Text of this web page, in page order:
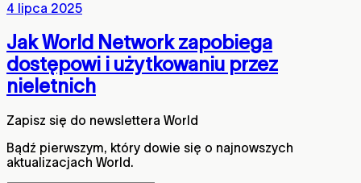
4 lipca 2025
Jak World Network zapobiega
dostępowi i użytkowaniu przez
nieletnich
Zapisz się do newslettera World
Bądź pierwszym, który dowie się o najnowszych
aktualizacjach World.